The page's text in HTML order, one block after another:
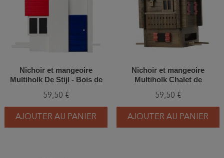
Nichoir et mangeoire
Multiholk De Stijl - Bois de
59,50 €
AJOUTER AU PANIER
Nichoir et mangeoire
Multiholk Chalet de
59,50 €
AJOUTER AU PANIER